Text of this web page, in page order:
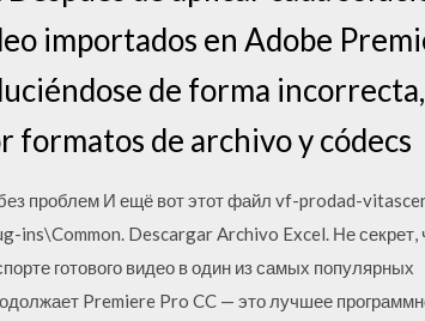
importados en Adobe
de forma incorrecta,
formatos de archivo y códecs
проблем И ещё вот этот файл vf-prodad-
Descargar Archivo Excel. Не секрет,
готового видео в один из самых популярных
Premiere Pro CC — это лучшее